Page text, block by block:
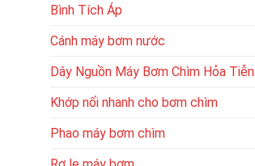
Bình Tích Áp
Cánh máy bơm nước
Dây Nguồn Máy Bơm Chìm Hỏa Tiễn
Khớp nối nhanh cho bơm chìm
Phao máy bơm chìm